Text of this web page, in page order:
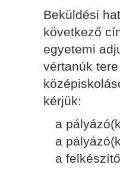
Beküldési
következő
egyetemi
vértanúk
kérjük:
a
a
a